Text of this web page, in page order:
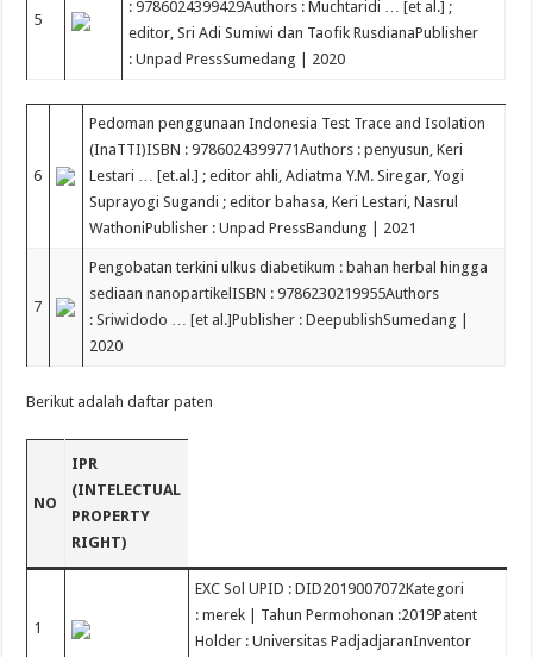
5
: 9786024399429Authors : Muchtaridi … [et al.] ;
editor, Sri Adi Sumiwi dan Taofik RusdianaPublisher
: Unpad PressSumedang | 2020
6
Pedoman penggunaan Indonesia Test Trace and Isolation
(InaTTI)ISBN : 9786024399771Authors : penyusun, Keri
Lestari … [et.al.] ; editor ahli, Adiatma Y.M. Siregar, Yogi
Suprayogi Sugandi ; editor bahasa, Keri Lestari, Nasrul
WathoniPublisher : Unpad PressBandung | 2021
7
Pengobatan terkini ulkus diabetikum : bahan herbal hingga
sediaan nanopartikelISBN : 9786230219955Authors
: Sriwidodo … [et al.]Publisher : DeepublishSumedang |
2020
Berikut adalah daftar paten
NO
IPR
(INTELECTUAL
PROPERTY
RIGHT)
1
EXC Sol UPID : DID2019007072Kategori
: merek | Tahun Permohonan :2019Patent
Holder : Universitas PadjadjaranInventor